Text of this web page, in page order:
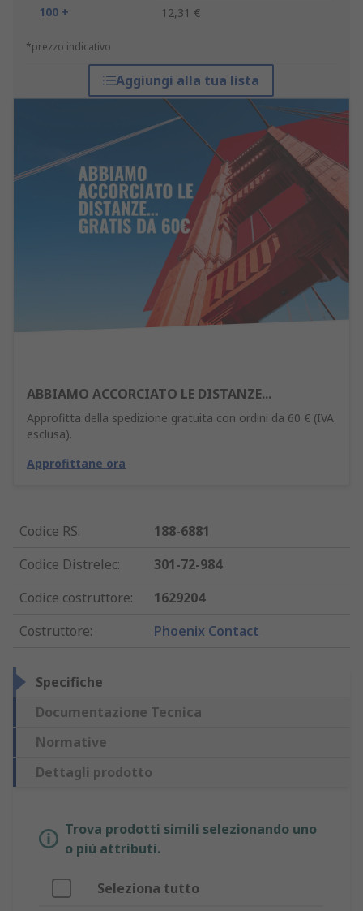
100 +
12,31 €
*prezzo indicativo
Aggiungi alla tua lista
ABBIAMO ACCORCIATO LE DISTANZE...
Approfitta della spedizione gratuita con ordini da 60 € (IVA
esclusa).
Approfittane ora
Codice RS:
188-6881
Codice Distrelec:
301-72-984
Codice costruttore:
1629204
Costruttore: Phoenix Contact
Specifiche
Documentazione Tecnica
Normative
Dettagli prodotto
Trova prodotti simili selezionando uno
o più attributi.
Seleziona tutto